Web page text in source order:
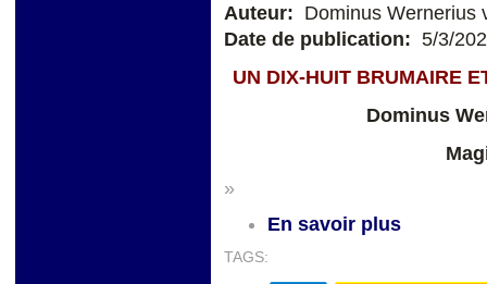
Auteur: Dominus Wernerius
Date de publication: 5/3/
UN DIX-HUIT BRUMAIRE
Dominus
»
En savoir plus
TAGS: